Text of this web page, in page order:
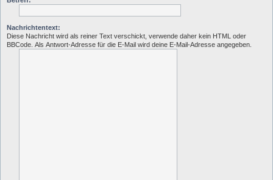
Nachrichtentext:
Diese Nachricht wird als reiner Text verschickt, verwende daher kein HTML oder
BBCode. Als Antwort-Adresse für die E-Mail wird deine E-Mail-Adresse angegeben.